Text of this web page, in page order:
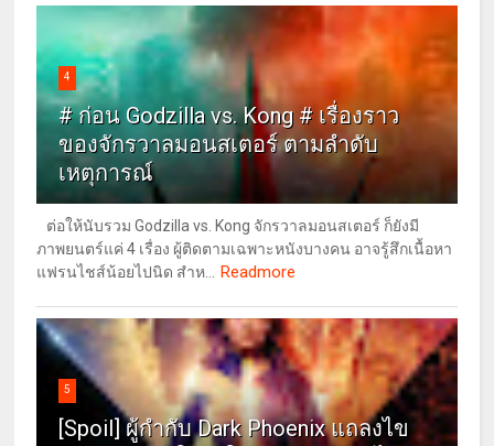
4
# ก่อน Godzilla vs. Kong # เรื่องราว
ของจักรวาลมอนสเตอร์ ตามลำดับ
เหตุการณ์
ต่อให้นับรวม Godzilla vs. Kong จักรวาลมอนสเตอร์ ก็ยังมี
ภาพยนตร์แค่ 4 เรื่อง ผู้ติดตามเฉพาะหนังบางคน อาจรู้สึกเนื้อหา
แฟรนไชส์น้อยไปนิด สำห...
Readmore
5
[Spoil] ผู้กำกับ Dark Phoenix แถลงไข